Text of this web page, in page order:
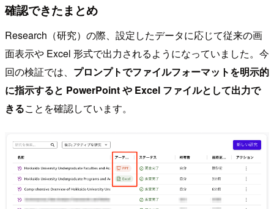
確認できたまとめ
Research（研究）の際、設定したデータに応じて従来の画
面表示や Excel 形式で出力されるようになっていました。今
回の検証では、 プロンプトでファイルフォーマットを明示的
に指示すると PowerPoint や Excel ファイルとして出力で
きることを確認しています。